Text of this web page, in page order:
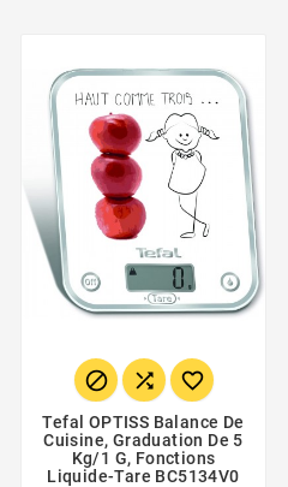
  
Tefal OPTISS Balance De
Cuisine, Graduation De 5
Kg/1 G, Fonctions
Liquide-Tare BC5134V0